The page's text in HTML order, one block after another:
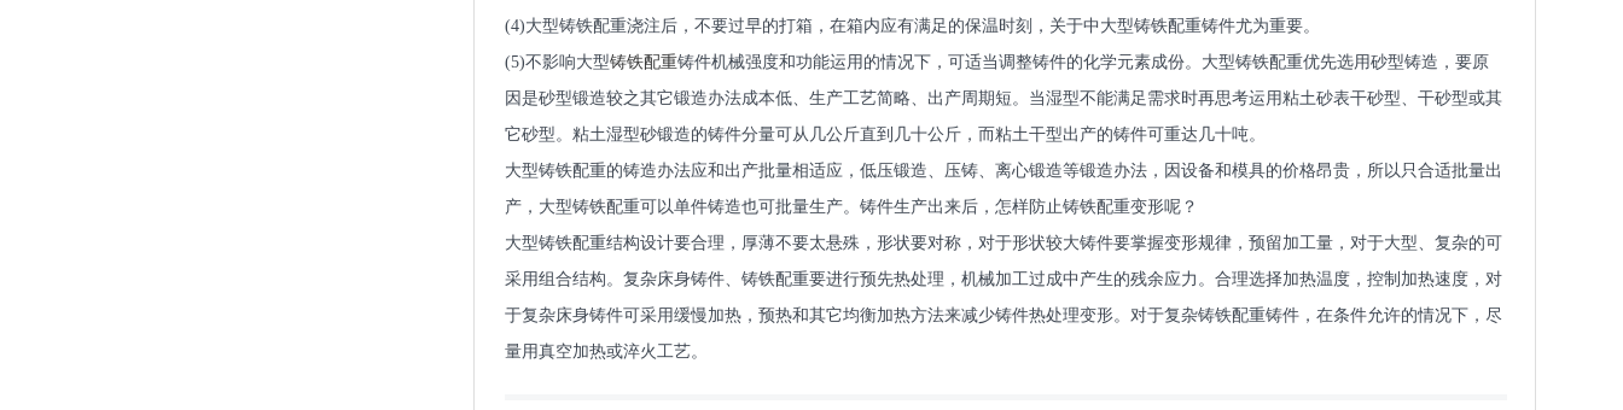
(4)大型铸铁配重浇注后，不要过早的打箱，在箱内应有满足的保温时刻，关于中大型铸铁配重铸件尤为重要。
(5)不影响大型铸铁配重铸件机械强度和功能运用的情况下，可适当调整铸件的化学元素成份。大型铸铁配重优先选用砂型铸造，要原
因是砂型锻造较之其它锻造办法成本低、生产工艺简略、出产周期短。当湿型不能满足需求时再思考运用粘土砂表干砂型、干砂型或其
它砂型。粘土湿型砂锻造的铸件分量可从几公斤直到几十公斤，而粘土干型出产的铸件可重达几十吨。
大型铸铁配重的铸造办法应和出产批量相适应，低压锻造、压铸、离心锻造等锻造办法，因设备和模具的价格昂贵，所以只合适批量出
产，大型铸铁配重可以单件铸造也可批量生产。铸件生产出来后，怎样防止铸铁配重变形呢？
大型铸铁配重结构设计要合理，厚薄不要太悬殊，形状要对称，对于形状较大铸件要掌握变形规律，预留加工量，对于大型、复杂的可
采用组合结构。复杂床身铸件、铸铁配重要进行预先热处理，机械加工过成中产生的残余应力。合理选择加热温度，控制加热速度，对
于复杂床身铸件可采用缓慢加热，预热和其它均衡加热方法来减少铸件热处理变形。对于复杂铸铁配重铸件，在条件允许的情况下，尽
量用真空加热或淬火工艺。